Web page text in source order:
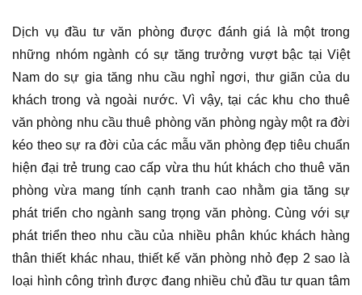
Dịch vụ đầu tư văn phòng được đánh giá là một trong
những nhóm ngành có sự tăng trưởng vượt bậc tại Việt
Nam do sự gia tăng nhu cầu nghỉ ngơi, thư giãn của du
khách trong và ngoài nước. Vì vậy, tại các khu cho thuê
văn phòng nhu cầu thuê phòng văn phòng ngày một ra đời
kéo theo sự ra đời của các mẫu văn phòng đẹp tiêu chuẩn
hiện đại trẻ trung cao cấp vừa thu hút khách cho thuê văn
phòng vừa mang tính cạnh tranh cao nhằm gia tăng sự
phát triển cho ngành sang trọng văn phòng. Cùng với sự
phát triển theo nhu cầu của nhiều phân khúc khách hàng
thân thiết khác nhau, thiết kế văn phòng nhỏ đẹp 2 sao là
loại hình công trình được đang nhiều chủ đầu tư quan tâm